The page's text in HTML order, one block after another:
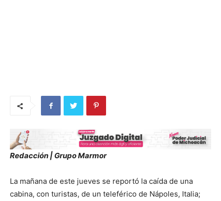
Redacción | Grupo Marmor
La mañana de este jueves se reportó la caída de una
cabina, con turistas, de un teleférico de Nápoles, Italia;